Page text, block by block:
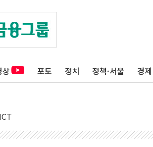
상 포토 정치 정책·서울 경제
ICT